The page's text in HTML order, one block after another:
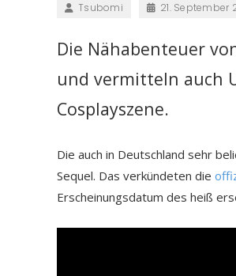
Tsubomi 21. September
Die Nähabenteuer
und vermitteln auch
Cosplayszene.
Die auch in Deutschland sehr
Sequel. Das verkündeten die
Erscheinungsdatum des heiß